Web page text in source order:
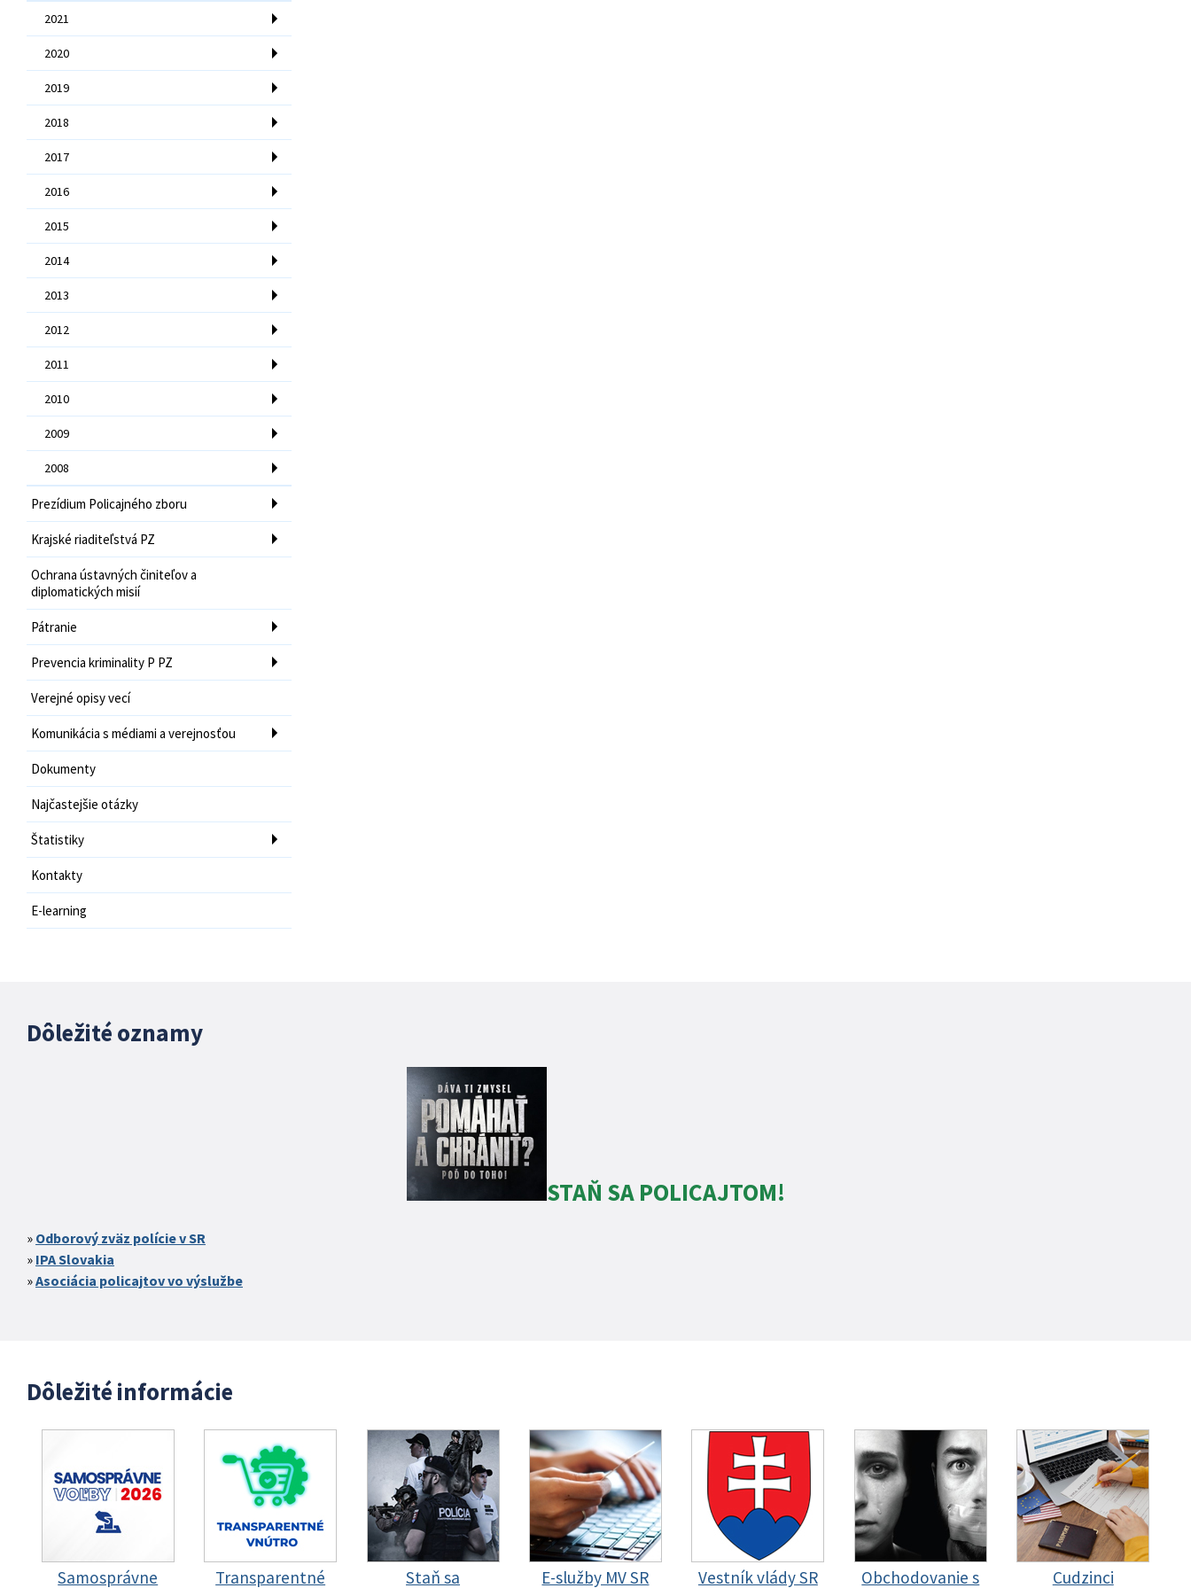
2021
2020
2019
2018
2017
2016
2015
2014
2013
2012
2011
2010
2009
2008
Prezídium Policajného zboru
Krajské riaditeľstvá PZ
Ochrana ústavných činiteľov a
diplomatických misií
Pátranie
Prevencia kriminality P PZ
Verejné opisy vecí
Komunikácia s médiami a verejnosťou
Dokumenty
Najčastejšie otázky
Štatistiky
Kontakty
E-learning
Dôležité oznamy
STAŇ SA POLICAJTOM!
Odborový zväz polície v SR
IPA Slovakia
Asociácia policajtov vo výslužbe
Dôležité informácie
Samosprávne
Transparentné
Staň sa
E-služby MV SR Vestník vlády SR
Obchodovanie s
Cudzinci